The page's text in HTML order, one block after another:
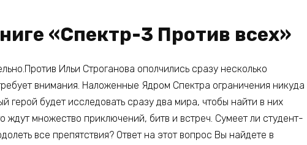
«Спектр-3 Против всех»
Ильи Строганова ополчились сразу несколько
внимания. Наложенные Ядром Спектра ограничения никуда
герой будет исследовать сразу два мира, чтобы найти в них
ждут множество приключений, битв и встреч. Сумеет ли студент-
все препятствия? Ответ на этот вопрос Вы найдете в